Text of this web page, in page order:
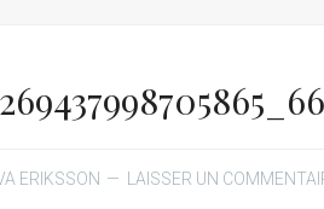
ERIKSSON LAISSER UN